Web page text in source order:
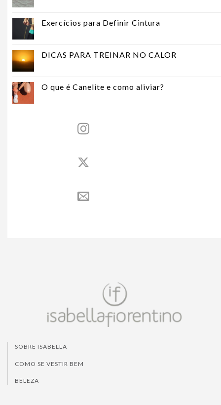
Exercícios para Definir Cintura
DICAS PARA TREINAR NO CALOR
O que é Canelite e como aliviar?
SOBRE ISABELLA
COMO SE VESTIR BEM
BELEZA